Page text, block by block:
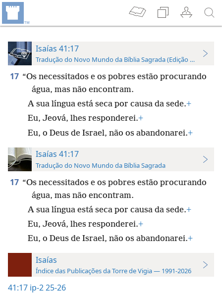
Isaías 41:17
Tradução do Novo Mundo da Bíblia Sagrada (Edição de Estudo)
17 “Os necessitados e os pobres estão procurando
água, mas não encontram.
A sua língua está seca por causa da sede.+
Eu, Jeová, lhes responderei.+
Eu, o Deus de Israel, não os abandonarei.+
Isaías 41:17
Tradução do Novo Mundo da Bíblia Sagrada
17 “Os necessitados e os pobres estão procurando
água, mas não encontram.
A sua língua está seca por causa da sede.+
Eu, Jeová, lhes responderei.+
Eu, o Deus de Israel, não os abandonarei.+
Isaías
Índice das Publicações da Torre de Vigia — 1991-2026
41:17 ip-2 25-26